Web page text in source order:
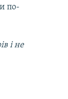
по-
і не